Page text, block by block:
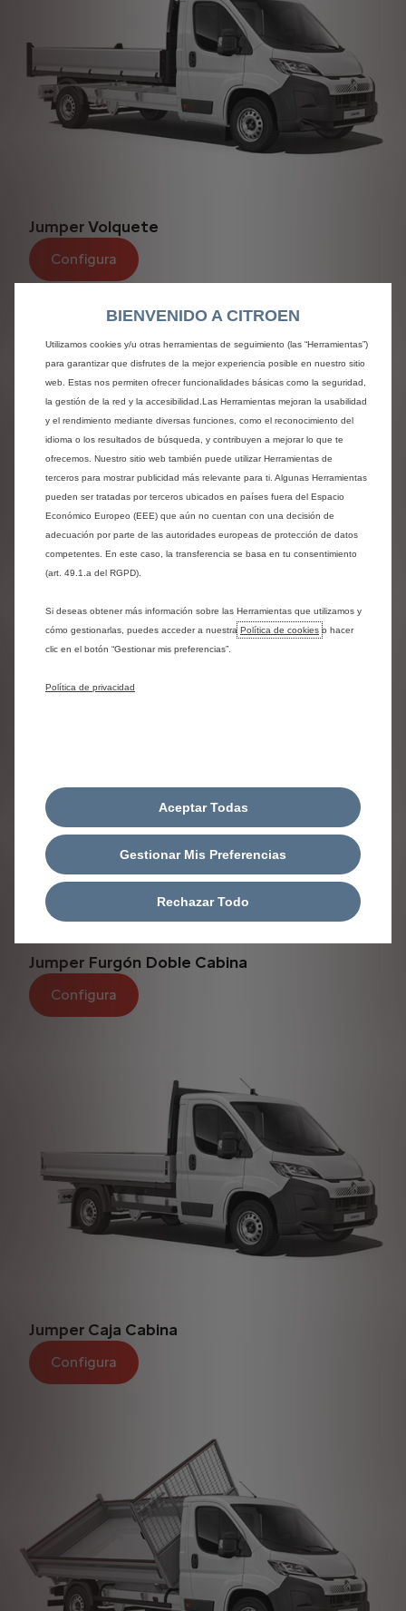
Jumper Volquete
Configura
Configura
Jumper Furgón Doble Cabina
Configura
Jumper Caja Cabina
Configura
BIENVENIDO A CITROEN
Utilizamos cookies y/u otras herramientas de seguimiento (las “Herramientas”)
para garantizar que disfrutes de la mejor experiencia posible en nuestro sitio
web. Estas nos permiten ofrecer funcionalidades básicas como la seguridad,
la gestión de la red y la accesibilidad.Las Herramientas mejoran la usabilidad
y el rendimiento mediante diversas funciones, como el reconocimiento del
idioma o los resultados de búsqueda, y contribuyen a mejorar lo que te
ofrecemos. Nuestro sitio web también puede utilizar Herramientas de
terceros para mostrar publicidad más relevante para ti. Algunas Herramientas
pueden ser tratadas por terceros ubicados en países fuera del Espacio
Económico Europeo (EEE) que aún no cuentan con una decisión de
adecuación por parte de las autoridades europeas de protección de datos
competentes. En este caso, la transferencia se basa en tu consentimiento
(art. 49.1.a del RGPD).
Si deseas obtener más información sobre las Herramientas que utilizamos y
cómo gestionarlas, puedes acceder a nuestra Política de cookies o hacer
clic en el botón “Gestionar mis preferencias”.
Política de privacidad
Gestionar Mis Preferencias
Aceptar Todas
Rechazar Todo